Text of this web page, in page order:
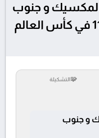
المكسيك و جنوب
أفريقيا بتاريخ 11/6/2026 في كأس العالم
🧩التشكيلة
و جنوب